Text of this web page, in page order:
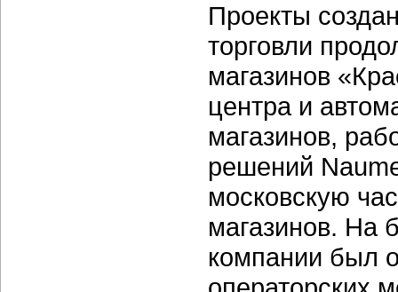
Проекты
торговли
магазинов
центра и
магазинов,
решений
московскую
магазинов. На
компании был